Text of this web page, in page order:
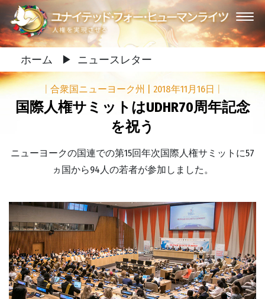
ホーム ▶ ニュースレター
合衆国ニューヨーク州 2018年11月16日
国際人権サミットはUDHR70周年記念
を祝う
ニューヨークの国連での第15回年次国際人権サミットに57
ヵ国から94人の若者が参加しました。